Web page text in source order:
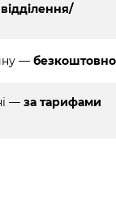
— безкоштовно
— за тарифами